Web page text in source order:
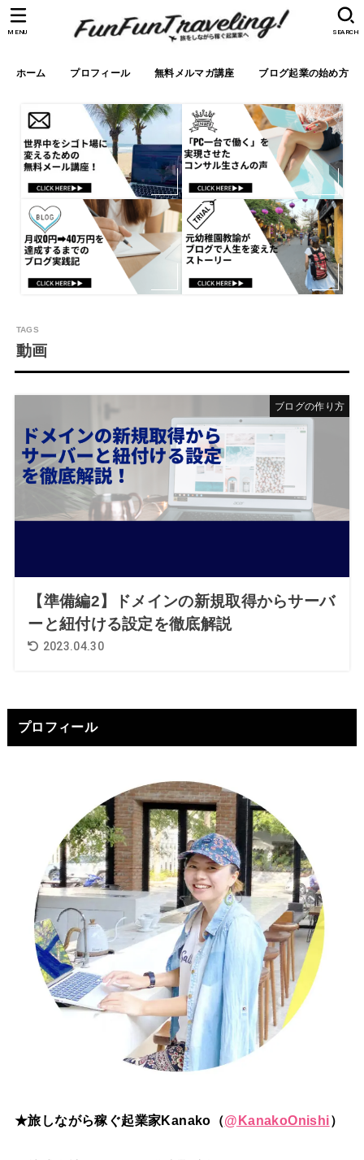
ホーム プロフィール 無料メルマガ講座 ブログ起業の始め方
SEARCH
MENU
動画
ブログの作り方
【準備編2】ドメインの新規取得からサーバ
ーと紐付ける設定を徹底解説
2023.04.30
プロフィール
★旅しながら稼ぐ起業家Kanako（@KanakoOnishi）